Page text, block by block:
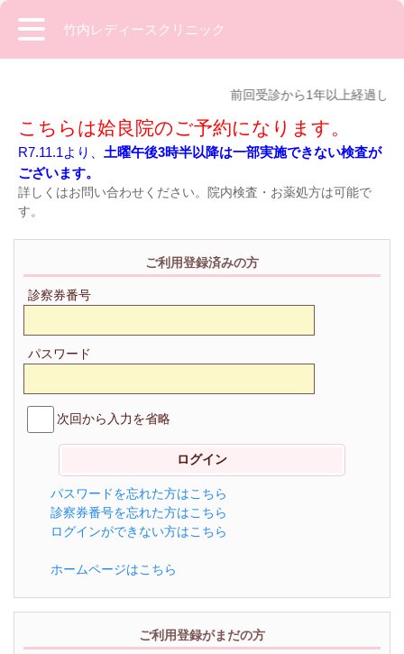
竹内レディースクリニック
前回受診から1年以上経過し
こちらは姶良院のご予約になります。
R7.11.1より、 土曜午後3時半以降は一部実施できない検査が
ございます。
詳しくはお問い合わせください。院内検査・お薬処方は可能で
す。
ご利用登録済みの方
診察券番号
パスワード
次回から入力を省略
パスワードを忘れた方はこちら
診察券番号を忘れた方はこちら
ログインができない方はこちら
ホームページはこちら
ご利用登録がまだの方